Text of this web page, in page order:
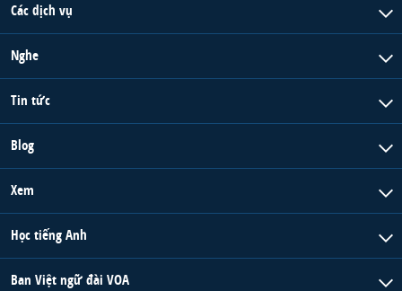
Các dịch vụ
Nghe
Tin tức
Blog
Xem
Học tiếng Anh
Ban Việt ngữ đài VOA